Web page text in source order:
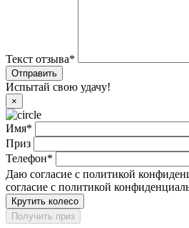
Текст отзыва*
Испытай свою удачу!
×
Имя*
Приз
Телефон*
Даю согласие с политикой
согласие с политикой